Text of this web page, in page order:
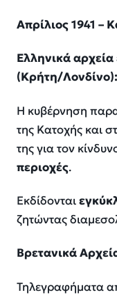
Απρίλιος 1941 –
Ελληνικά
(Κρήτη/Λονδίνο):
Η κυβέρνηση
της Κατοχής και
της για τον
περιοχές.
Εκδίδονται
ζητώντας
Βρετανικά
Τηλεγραφήματα